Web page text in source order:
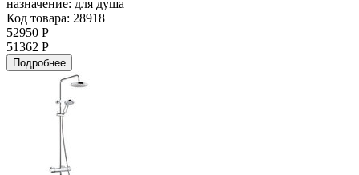
назначение: для душа
Код товара: 28918
52950 Р
51362 Р
Подробнее